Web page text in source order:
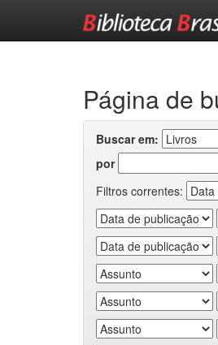
Página de
Buscar em:
por
Filtros correntes: